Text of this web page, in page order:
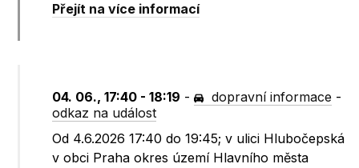
Přejít na více informací
04. 06., 17:40 - 18:19 - dopravní informace -
odkaz na událost
Od 4.6.2026 17:40 do 19:45; v ulici Hlubočepská
v obci Praha okres území Hlavního města